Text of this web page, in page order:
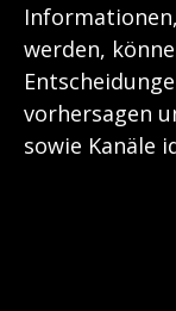
werden,
vorhersagen
sowie Kanäle